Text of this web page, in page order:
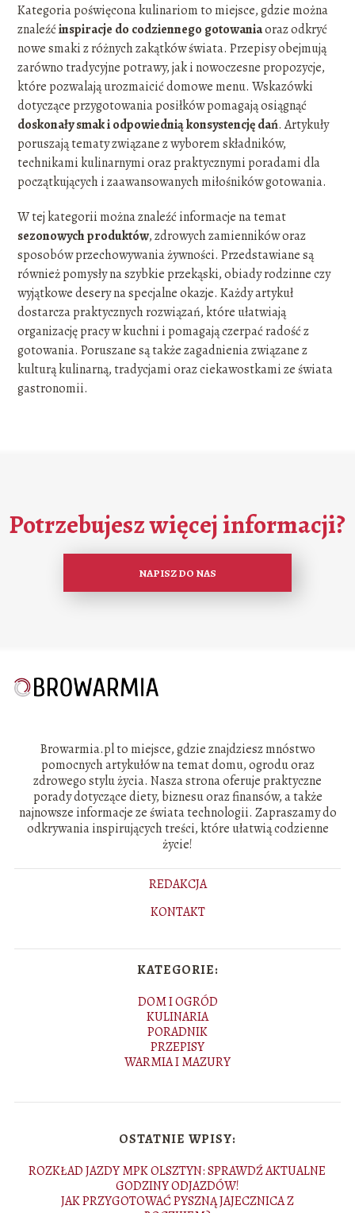
Kategoria poświęcona kulinariom to miejsce, gdzie można
znaleźćinspiracje do codziennego gotowaniaoraz odkryć
nowe smaki z różnych zakątków świata. Przepisy obejmują
zarówno tradycyjne potrawy, jak i nowoczesne propozycje,
które pozwalają urozmaicić domowe menu. Wskazówki
dotyczące przygotowania posiłków pomagają osiągnąć
doskonały smak i odpowiednią konsystencję dań. Artykuły
poruszają tematy związane z wyborem składników,
technikami kulinarnymi oraz praktycznymi poradami dla
początkujących i zaawansowanych miłośników gotowania.
W tej kategorii można znaleźć informacje na temat
sezonowych produktów, zdrowych zamienników oraz
sposobów przechowywania żywności. Przedstawiane są
również pomysły na szybkie przekąski, obiady rodzinne czy
wyjątkowe desery na specjalne okazje. Każdy artykuł
dostarcza praktycznych rozwiązań, które ułatwiają
organizację pracy w kuchni i pomagają czerpać radość z
gotowania. Poruszane są także zagadnienia związane z
kulturą kulinarną, tradycjami oraz ciekawostkami ze świata
gastronomii.
Potrzebujesz więcej informacji?
NAPISZ DO NAS
Browarmia.pl to miejsce, gdzie znajdziesz mnóstwo
pomocnych artykułów na temat domu, ogrodu oraz
zdrowego stylu życia. Nasza strona oferuje praktyczne
porady dotyczące diety, biznesu oraz finansów, a także
najnowsze informacje ze świata technologii. Zapraszamy do
odkrywania inspirujących treści, które ułatwią codzienne
życie!
REDAKCJA
KONTAKT
KATEGORIE:
DOM I OGRÓD
KULINARIA
PORADNIK
PRZEPISY
WARMIA I MAZURY
OSTATNIE WPISY:
ROZKŁAD JAZDY MPK OLSZTYN: SPRAWDŹ AKTUALNE
GODZINY ODJAZDÓW!
JAK PRZYGOTOWAĆ PYSZNĄ JAJECZNICA Z